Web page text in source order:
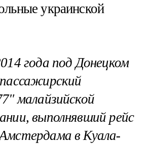
украинской
года под Донецком
малайзийской
выполнявший рейс
в Куала-